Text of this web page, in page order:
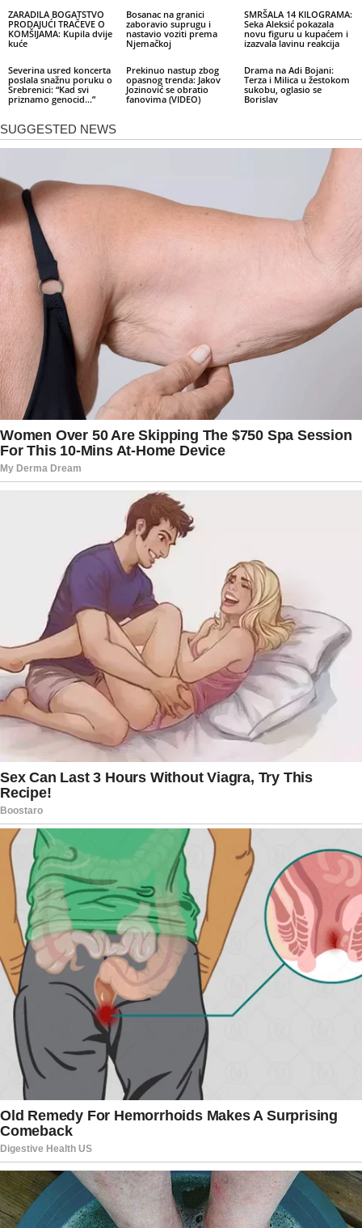
ZARADILA BOGATSTVO
PRODAJUĆI TRAČEVE O
KOMŠIJAMA: Kupila dvije
kuće
Bosanac na granici
zaboravio suprugu i
nastavio voziti prema
Njemačkoj
SMRŠALA 14 KILOGRAMA:
Seka Aleksić pokazala
novu figuru u kupaćem i
izazvala lavinu reakcija
Severina usred koncerta
poslala snažnu poruku o
Srebrenici: “Kad svi
priznamo genocid…”
Prekinuo nastup zbog
opasnog trenda: Jakov
Jozinović se obratio
fanovima (VIDEO)
Drama na Adi Bojani:
Terza i Milica u žestokom
sukobu, oglasio se
Borislav